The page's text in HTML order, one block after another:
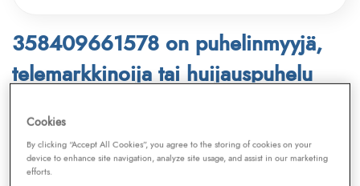
358409661578 on puhelinmyyjä,
telemarkkinoija tai huijauspuhelu
Puhelinnumero
Telemarkkinointiliiton jaKilpi-sovelluksen
tietokannasta, joka kattaa satoja tuhansia
Cookies
By clicking “Accept All Cookies”, you agree to the storing of cookies on your
device to enhance site navigation, analyze site usage, and assist in our marketing
efforts.